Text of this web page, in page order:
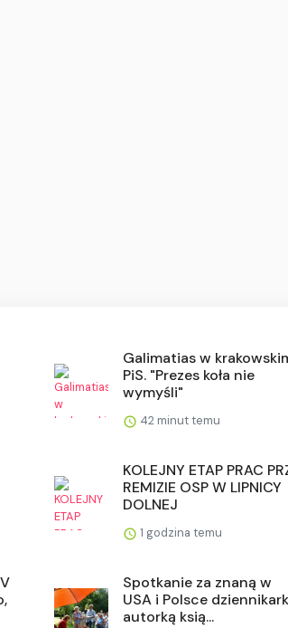
Galimatias w
PiS. "Prezes koła nie
wymyśli"
42 minut temu
KOLEJNY ETAP PRAC
REMIZIE OSP W LIPNICY
DOLNEJ
1 godzina temu
Spotkanie za znaną w
USA i Polsce
autorką ksią...